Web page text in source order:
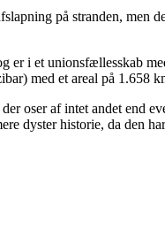
på stranden,
er i et unionsfællesskab
med et areal på 1.658
oser af intet andet
dyster historie, da